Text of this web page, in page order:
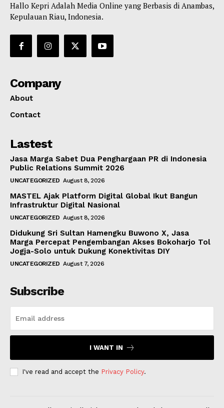
Hallo Kepri Adalah Media Online yang Berbasis di Anambas,
Kepulauan Riau, Indonesia.
Company
About
Contact
Lastest
Jasa Marga Sabet Dua Penghargaan PR di Indonesia
Public Relations Summit 2026
UNCATEGORIZED August 8, 2026
MASTEL Ajak Platform Digital Global Ikut Bangun
Infrastruktur Digital Nasional
UNCATEGORIZED August 8, 2026
Didukung Sri Sultan Hamengku Buwono X, Jasa
Marga Percepat Pengembangan Akses Bokoharjo Tol
Jogja-Solo untuk Dukung Konektivitas DIY
UNCATEGORIZED August 7, 2026
Subscribe
I WANT IN
I've read and accept the Privacy Policy.